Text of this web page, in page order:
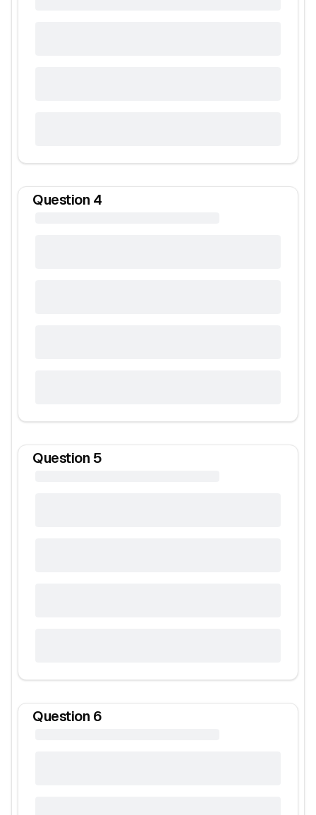
Question 4
Question 5
Question 6